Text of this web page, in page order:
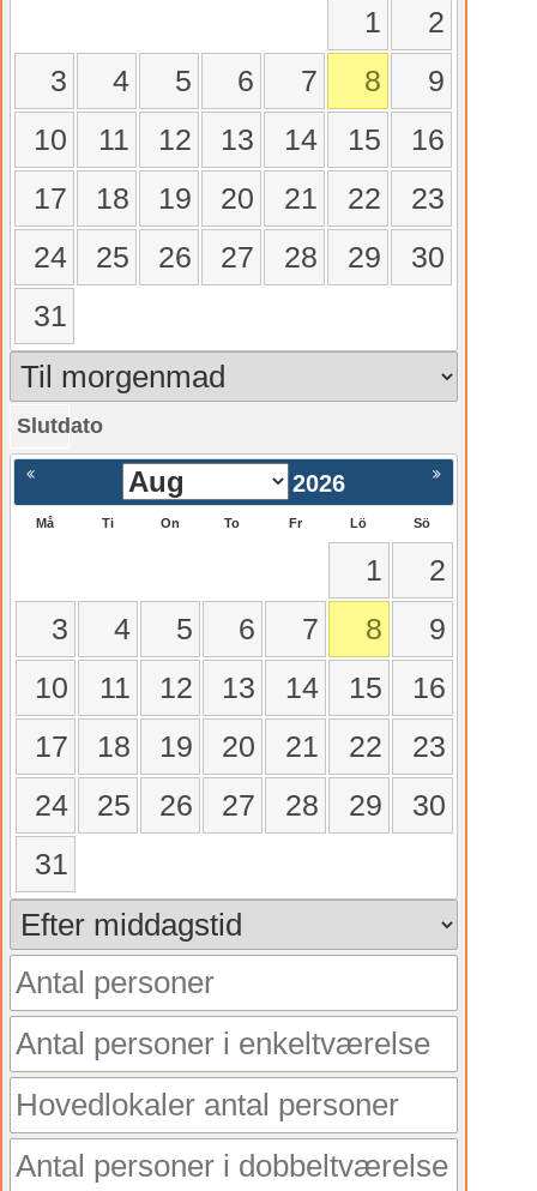
1
2
3
4 5 6 7 8
9
10
11 12 13 14 15
16
17
18 19 20 21 22
23
24
25 26 27 28 29
30
31
Slutdato
Nästa >
2026
Må Ti On To Fr Lö Sö
1
2
3
4 5 6 7 8
9
10
11 12 13 14 15
16
17
18 19 20 21 22
23
24
25 26 27 28 29
30
31